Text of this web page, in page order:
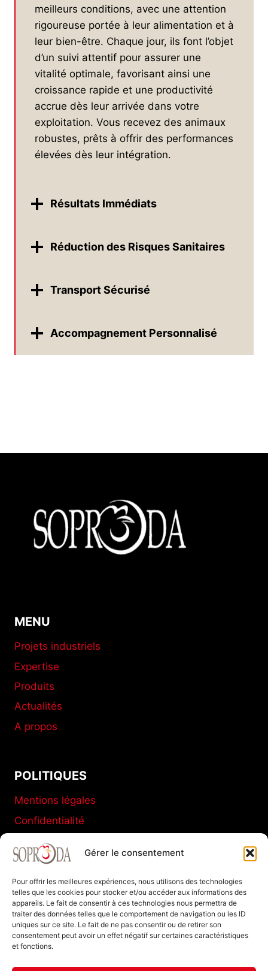
Gérer le consentement
Pour offrir les meilleures expériences, nous utilisons des technologies
telles que les cookies pour stocker et/ou accéder aux informations des
appareils. Le fait de consentir à ces technologies nous permettra de
traiter des données telles que le comportement de navigation ou les ID
uniques sur ce site. Le fait de ne pas consentir ou de retirer son
consentement peut avoir un effet négatif sur certaines caractéristiques
et fonctions.
meilleurs conditions, avec une attention
rigoureuse portée à leur alimentation et à
leur bien-être. Chaque jour, ils font l’objet
d’un suivi attentif pour assurer une
vitalité optimale, favorisant ainsi une
croissance rapide et une productivité
accrue dès leur arrivée dans votre
exploitation. Vous recevez des animaux
robustes, prêts à offrir des performances
élevées dès leur intégration.
Résultats Immédiats
Réduction des Risques Sanitaires
Transport Sécurisé
Accompagnement Personnalisé
MENU
Projets industriels
Expertise
Produits
Actualités
A propos
POLITIQUES
Mentions légales
Confidentialité
Conditions générales de vente
Politique de cookies (UE)
SOPRODA
11 C Boulevard de La Marne
77120 Coulommiers FRANCE